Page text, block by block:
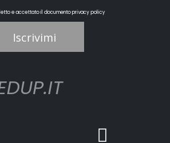
e accettato il documentoprivacy policy
Iscrivimi